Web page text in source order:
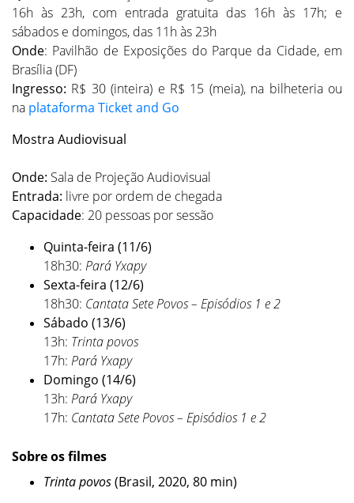
16h às 23h, com entrada gratuita das 16h às 17h; e
sábados e domingos, das 11h às 23h
Onde: Pavilhão de Exposições do Parque da Cidade, em
Brasília (DF)
Ingresso: R$ 30 (inteira) e R$ 15 (meia), na bilheteria ou
na plataforma Ticket and Go
Mostra Audiovisual
Onde: Sala de Projeção Audiovisual
Entrada: livre por ordem de chegada
Capacidade: 20 pessoas por sessão
Quinta-feira (11/6)
18h30: Pará Yxapy
Sexta-feira (12/6)
18h30: Cantata Sete Povos – Episódios 1 e 2
Sábado (13/6)
13h: Trintapovos
17h: Pará Yxapy
Domingo (14/6)
13h: Pará Yxapy
17h: Cantata Sete Povos – Episódios 1 e 2
Sobre os filmes
Trintapovos(Brasil, 2020, 80 min)